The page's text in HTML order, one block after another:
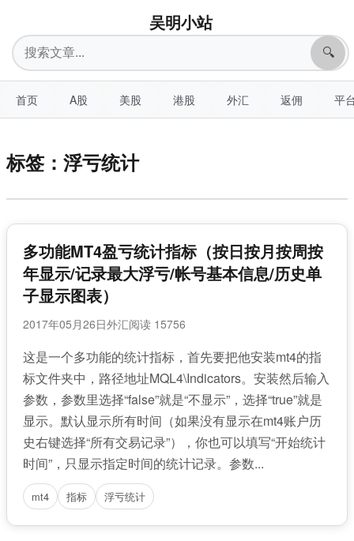
吴明小站
搜
索
🔍
首页 A股 美股 港股 外汇 返佣 平
标签：浮亏统计
多功能MT4盈亏统计指标（按日按月按周按
年显示/记录最大浮亏/帐号基本信息/历史单
子显示图表）
2017年05月26日外汇阅读 15756
这是一个多功能的统计指标，首先要把他安装mt4的指
标文件夹中，路径地址MQL4\Indicators。安装然后输入
参数，参数里选择“false”就是“不显示”，选择“true”就是
显示。默认显示所有时间（如果没有显示在mt4账户历
史右键选择“所有交易记录”），你也可以填写“开始统计
时间”，只显示指定时间的统计记录。参数...
mt4 指标 浮亏统计